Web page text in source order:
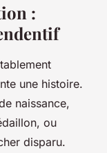
:
une histoire.
naissance,
ou
disparu.